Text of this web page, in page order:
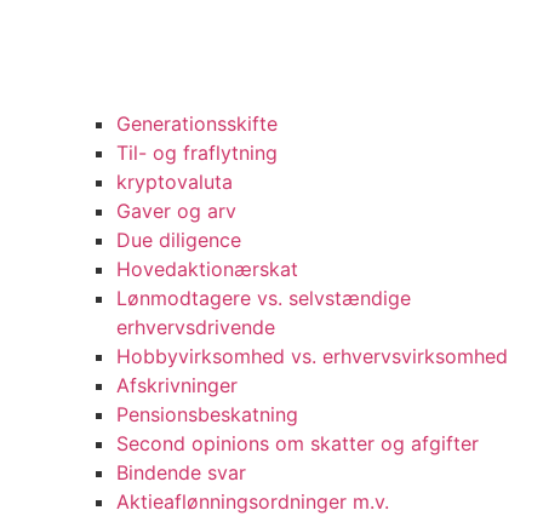
Generationsskifte
Til- og fraflytning
kryptovaluta
Gaver og arv
Due diligence
Hovedaktionærskat
Lønmodtagere vs. selvstændige
erhvervsdrivende
Hobbyvirksomhed vs. erhvervsvirksomhed
Afskrivninger
Pensionsbeskatning
Second opinions om skatter og afgifter
Bindende svar
Aktieaflønningsordninger m.v.